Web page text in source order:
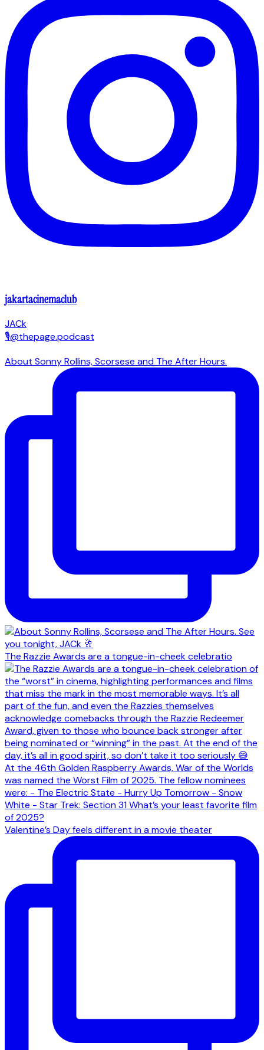
jakartacinemaclub
JACk
🎙@thepage.podcast
About Sonny Rollins, Scorsese and The After Hours.
The Razzie Awards are a tongue-in-cheek celebratio
Valentine’s Day feels different in a movie theater